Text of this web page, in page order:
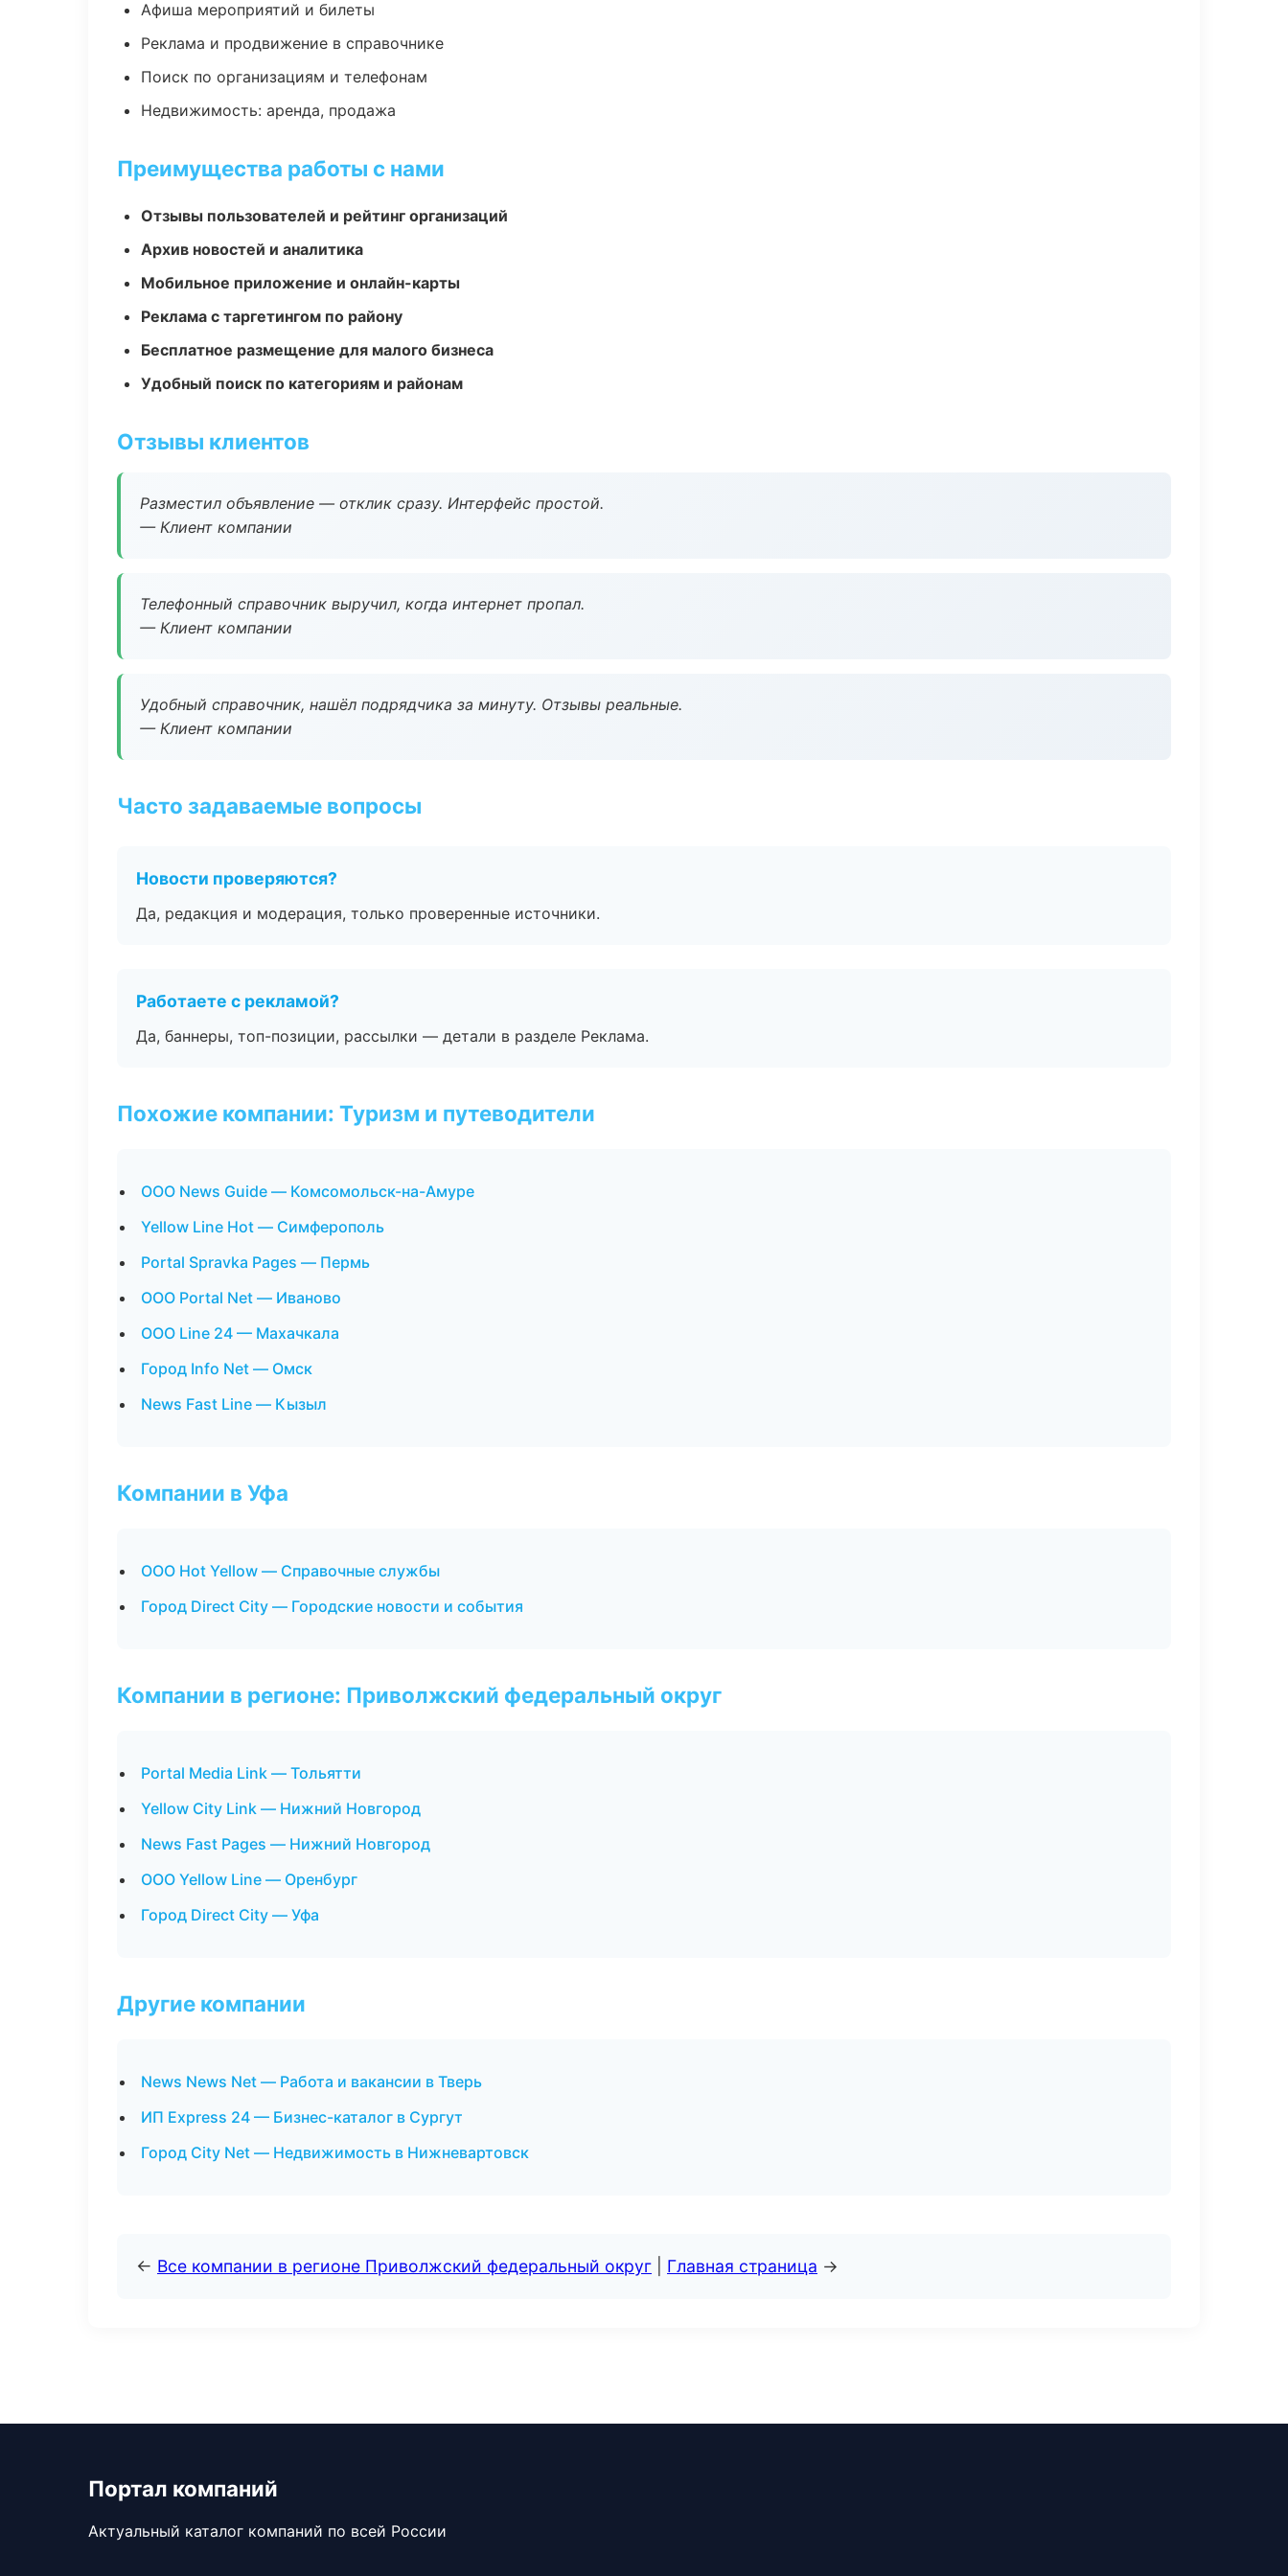
Афиша мероприятий и билеты
Реклама и продвижение в справочнике
Поиск по организациям и телефонам
Недвижимость: аренда, продажа
Преимущества работы с нами
Отзывы пользователей и рейтинг организаций
Архив новостей и аналитика
Мобильное приложение и онлайн-карты
Реклама с таргетингом по району
Бесплатное размещение для малого бизнеса
Удобный поиск по категориям и районам
Отзывы клиентов
Разместил объявление — отклик сразу. Интерфейс простой.
— Клиент компании
Телефонный справочник выручил, когда интернет пропал.
— Клиент компании
Удобный справочник, нашёл подрядчика за минуту. Отзывы реальные.
— Клиент компании
Часто задаваемые вопросы
Новости проверяются?
Да, редакция и модерация, только проверенные источники.
Работаете с рекламой?
Да, баннеры, топ-позиции, рассылки — детали в разделе Реклама.
Похожие компании: Туризм и путеводители
ООО News Guide — Комсомольск-на-Амуре
Yellow Line Hot — Симферополь
Portal Spravka Pages — Пермь
ООО Portal Net — Иваново
ООО Line 24 — Махачкала
Город Info Net — Омск
News Fast Line — Кызыл
Компании в Уфа
ООО Hot Yellow — Справочные службы
Город Direct City — Городские новости и события
Компании в регионе: Приволжский федеральный округ
Portal Media Link — Тольятти
Yellow City Link — Нижний Новгород
News Fast Pages — Нижний Новгород
ООО Yellow Line — Оренбург
Город Direct City — Уфа
Другие компании
News News Net — Работа и вакансии в Тверь
ИП Express 24 — Бизнес-каталог в Сургут
Город City Net — Недвижимость в Нижневартовск
← Все компании в регионе Приволжский федеральный округ Главная страница →
Портал компаний
Актуальный каталог компаний по всей России